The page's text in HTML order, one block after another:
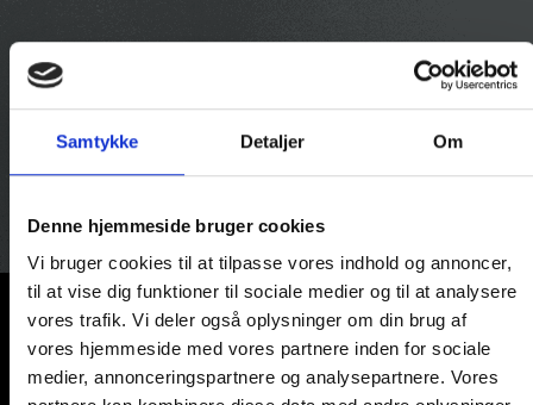
Samtykke Detaljer Om
Denne hjemmeside bruger cookies
Vi bruger cookies til at tilpasse vores indhold og annoncer,
til at vise dig funktioner til sociale medier og til at analysere
vores trafik. Vi deler også oplysninger om din brug af
vores hjemmeside med vores partnere inden for sociale
medier, annonceringspartnere og analysepartnere. Vores